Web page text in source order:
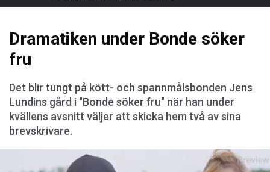
Dramatiken under Bonde söker
fru
Det blir tungt på kött- och spannmålsbonden Jens
Lundins gård i "Bonde söker fru" när han under
kvällens avsnitt väljer att skicka hem två av sina
brevskrivare.